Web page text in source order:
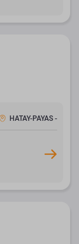
HATAY-PAYAS -